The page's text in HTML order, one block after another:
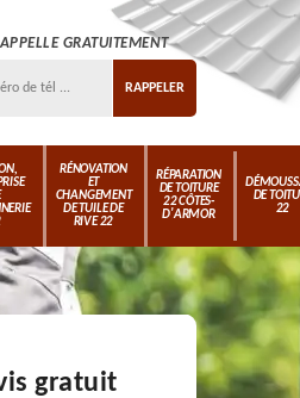
GRATUITEMENT
RÉNOVATION
ET
CHANGEMENT
DE TUILE DE
RIVE 22
RÉPARATION
DE TOITURE
22 CÔTES-
D'ARMOR
DE
22
gratuit